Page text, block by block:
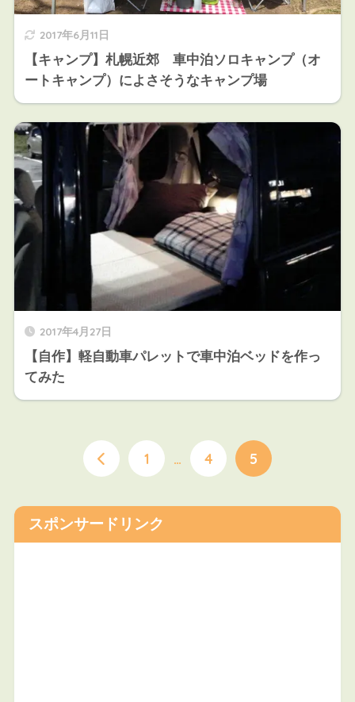
2017年6月11日
【キャンプ】札幌近郊 車中泊ソロキャンプ（オ
ートキャンプ）によさそうなキャンプ場
2017年4月27日
【自作】軽自動車パレットで車中泊ベッドを作っ
てみた
1 … 4 5
スポンサードリンク